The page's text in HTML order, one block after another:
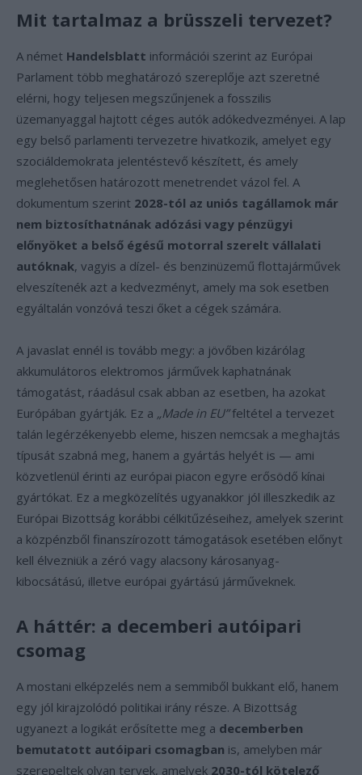
Mit tartalmaz a brüsszeli tervezet?
A német Handelsblatt információi szerint az Európai
Parlament több meghatározó szereplője azt szeretné
elérni, hogy teljesen megszűnjenek a fosszilis
üzemanyaggal hajtott céges autók adókedvezményei. A lap
egy belső parlamenti tervezetre hivatkozik, amelyet egy
szociáldemokrata jelentéstevő készített, és amely
meglehetősen határozott menetrendet vázol fel. A
dokumentum szerint 2028-tól az uniós tagállamok már
nem biztosíthatnának adózási vagy pénzügyi
előnyöket a belső égésű motorral szerelt vállalati
autóknak, vagyis a dízel- és benzinüzemű flottajárművek
elveszítenék azt a kedvezményt, amely ma sok esetben
egyáltalán vonzóvá teszi őket a cégek számára.
A javaslat ennél is tovább megy: a jövőben kizárólag
akkumulátoros elektromos járművek kaphatnának
támogatást, ráadásul csak abban az esetben, ha azokat
Európában gyártják. Ez a „Made in EU”feltétel a tervezet
talán legérzékenyebb eleme, hiszen nemcsak a meghajtás
típusát szabná meg, hanem a gyártás helyét is — ami
közvetlenül érinti az európai piacon egyre erősödő kínai
gyártókat. Ez a megközelítés ugyanakkor jól illeszkedik az
Európai Bizottság korábbi célkitűzéseihez, amelyek szerint
a közpénzből finanszírozott támogatások esetében előnyt
kell élvezniük a zéró vagy alacsony károsanyag-
kibocsátású, illetve európai gyártású járműveknek.
A háttér: a decemberi autóipari
csomag
A mostani elképzelés nem a semmiből bukkant elő, hanem
egy jól kirajzolódó politikai irány része. A Bizottság
ugyanezt a logikát erősítette meg a decemberben
bemutatott autóipari csomagban is, amelyben már
szerepeltek olyan tervek, amelyek 2030-tól kötelező